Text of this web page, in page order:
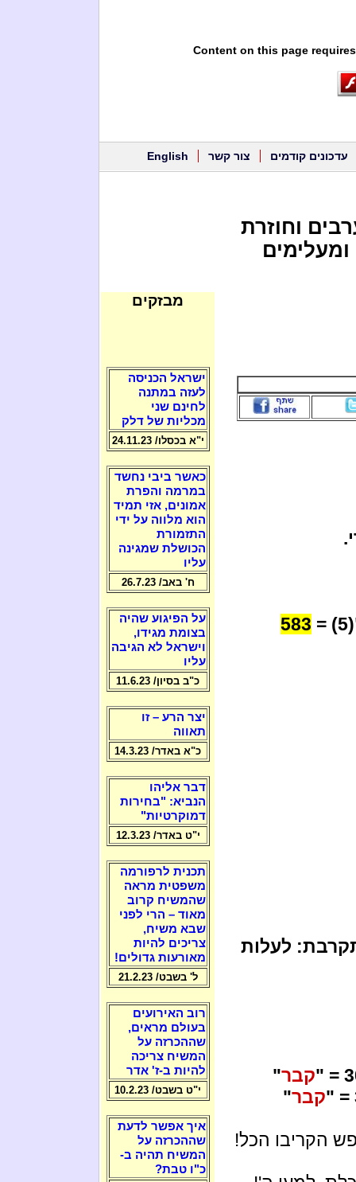
Content on this page
עדכונים קודמים צור קשר English
וחוזרת
583
לעלות
קבר"
קבר"
הקריבו הכל!
מבזקים
ישראל הכניסה
לעזה במתנה
לחינם שני
מכליות של דלק
י"א בכסלו/ 24.11.23
כאשר ביבי נחשד
במרמה והפרת
אמונים, אזי תמיד
הוא מלווה על ידי
התזמורת
הכושלת שמגינה
עליו
ח' באב/ 26.7.23
על הפיגוע שהיה
בצומת מגידו,
וישראל לא הגיבה
עליו
כ"ב בסיון/ 11.6.23
יצר הרע – זו
תאווה
כ"א באדר/ 14.3.23
דבר אליהו
הנביא: "בחירות
דמוקרטיות"
י"ט באדר/ 12.3.23
תכנית לרפורמה
משפטית מראה
שהמשיח קרוב
מאוד – הרי לפני
שבא משיח,
צריכים להיות
מאורעות גדולים!
ל' בשבט/ 21.2.23
רוב האירועים
בעולם מראים,
שההכרזה על
המשיח צריכה
להיות ב-ז' אדר
י"ט בשבט/ 10.2.23
איך אפשר לדעת
שההכרזה על
המשיח תהיה ב-
כ"ו טבת?